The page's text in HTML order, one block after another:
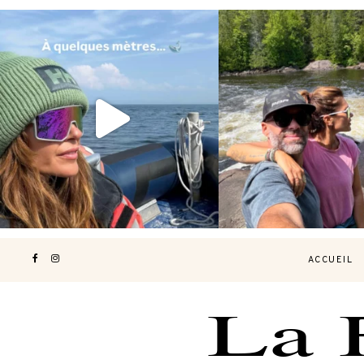
Voir une baleine en photo, c’est
impressionnant 🐋...
196
Les Laurentides, le
nature.
...
309
ACCUEIL